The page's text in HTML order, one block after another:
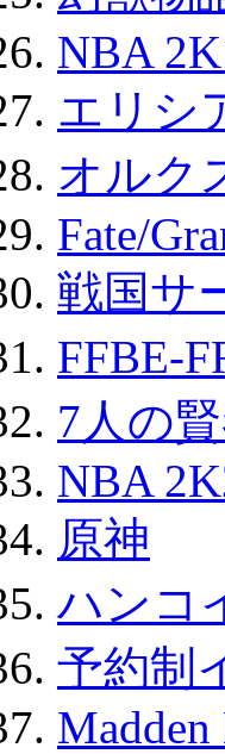
NBA
エリシ
オルク
Fate/
戦国サ
FFBE-
7人の
NBA
原神
ハンコ
予約制